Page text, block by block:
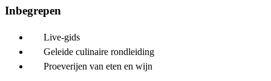
Inbegrepen
Live-gids
Geleide culinaire rondleiding
Proeverijen van eten en wijn